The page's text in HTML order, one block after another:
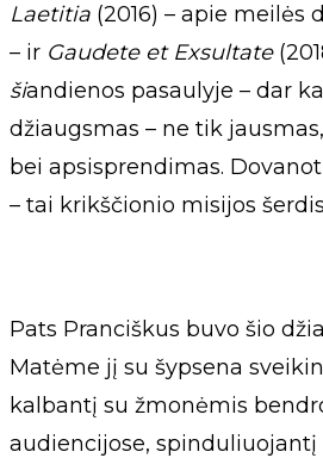
Laetitia (2016) – apie meilės
– ir Gaudete et Exsultate
šiandienos pasaulyje – dar
džiaugsmas – ne tik
bei apsisprendimas.
– tai krikščionio misijos
Pats Pranciškus buvo šio
Matėme jį su šypsena
kalbantį su žmonėmis
audiencijose,